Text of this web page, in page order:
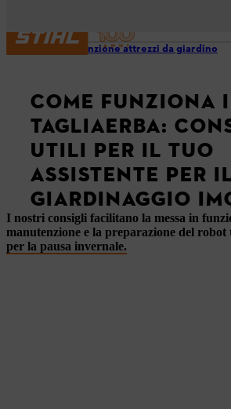
Manutenzione attrezzi da giardino
COME FUNZIONA
TAGLIAERBA:
UTILI PER IL TUO
ASSISTENTE PER
GIARDINAGGIO
I nostri consigli facilitano la messa in
manutenzione e la preparazione del
per la pausa invernale.